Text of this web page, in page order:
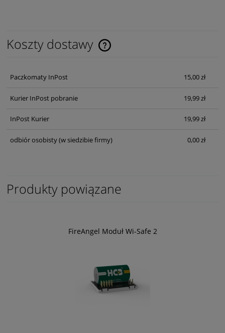
Koszty dostawy
Cena nie zawiera ewentualnych kosztów płatności
Paczkomaty InPost 15,00 zł
Kurier InPost pobranie 19,99 zł
InPost Kurier 19,99 zł
odbiór osobisty(w siedzibie firmy) 0,00 zł
Produkty powiązane
FireAngel Moduł Wi-Safe 2